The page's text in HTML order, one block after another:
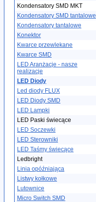
Kondensatory SMD MKT
Kondensatory SMD tantalowe
Kondensatory tantalowe
Konektor
Kwarce przewlekane
Kwarce SMD
LED Aranżacje - nasze
realizacje
LED Diody
Led diody FLUX
LED Diody SMD
LED Lampki
LED Paski świecące
LED Soczewki
LED Sterowniki
LED Taśmy świecące
Ledbright
Linia opóźniająca
Listwy kołkowe
Lutownice
Micro Switch SMD